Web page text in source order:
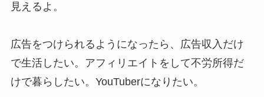
見えるよ。
広告をつけられるようになったら、広告収入だけ
で生活したい。アフィリエイトをして不労所得だ
けで暮らしたい。YouTuberになりたい。